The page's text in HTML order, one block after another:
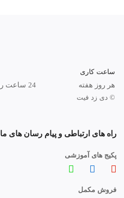
ساعت کاری
هر روز هفته 24 ساعت روز
© دی زد فیت
راه های ارتباطی و پیام رسان های ما
پکیج های آموزشی
فروش مکمل